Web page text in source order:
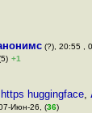
(?), 20:55 ,
+1
huggingface,
Июн-26, (36)